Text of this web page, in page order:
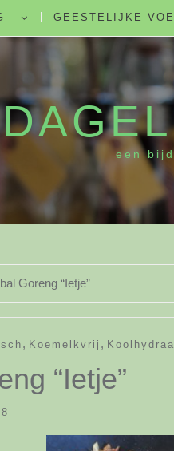
GEESTELIJKE
een
Goreng “Ietje”
, Koemelkvrij ,
“Ietje”